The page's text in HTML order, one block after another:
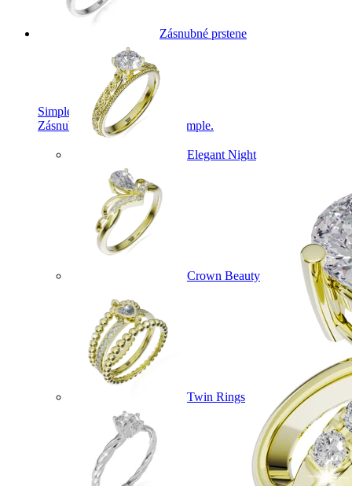
Simple Collection
Zásnubné prstne z kolekcie Simple.
Zásnubné prstene
Elegant Night
Crown Beauty
Twin Rings